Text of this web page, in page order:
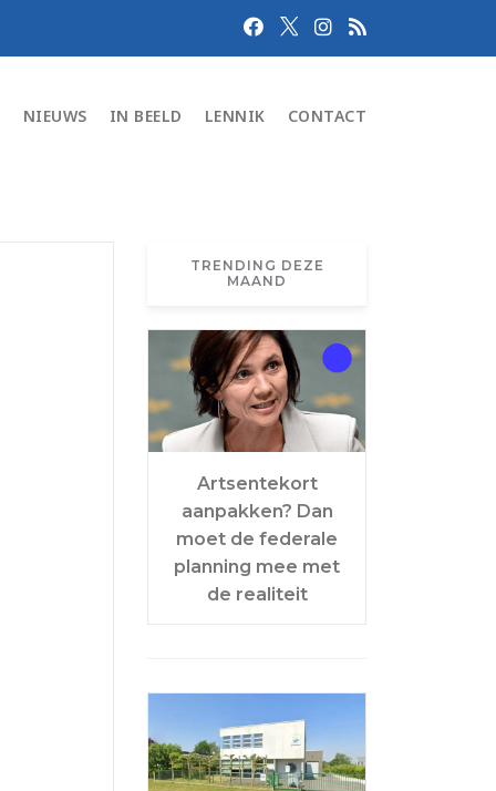
NIEUWS IN BEELD LENNIK CONTACT
TRENDING DEZE
MAAND
Artsentekort
aanpakken? Dan
moet de federale
planning mee met
de realiteit